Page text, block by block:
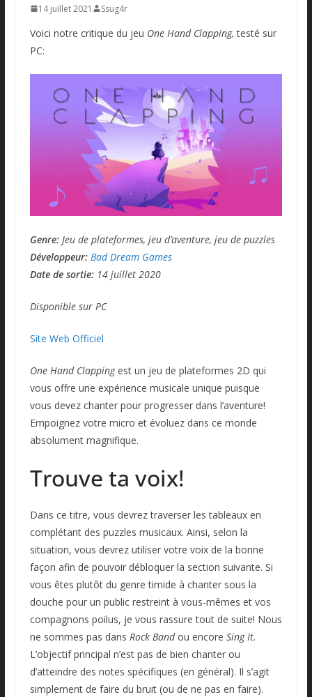
14 juillet 2021 Ssug4r
Voici notre critique du jeu One Hand Clapping,testé sur
PC:
Genre: Jeu de plateformes, jeu d’aventure, jeu de puzzles
Développeur: Bad Dream Games
Date de sortie: 14 juillet 2020
Disponible sur PC
Site Web Officiel
One Hand Clappingest un jeu de plateformes 2D qui
vous offre une expérience musicale unique puisque
vous devez chanter pour progresser dans l’aventure!
Empoignez votre micro et évoluez dans ce monde
absolument magnifique.
Trouve ta voix!
Dans ce titre, vous devrez traverser les tableaux en
complétant des puzzles musicaux. Ainsi, selon la
situation, vous devrez utiliser votre voix de la bonne
façon afin de pouvoir débloquer la section suivante. Si
vous êtes plutôt du genre timide à chanter sous la
douche pour un public restreint à vous-mêmes et vos
compagnons poilus, je vous rassure tout de suite! Nous
ne sommes pas dans Rock Bandou encore Sing It.
L’objectif principal n’est pas de bien chanter ou
d’atteindre des notes spécifiques (en général). Il s’agit
simplement de faire du bruit (ou de ne pas en faire).